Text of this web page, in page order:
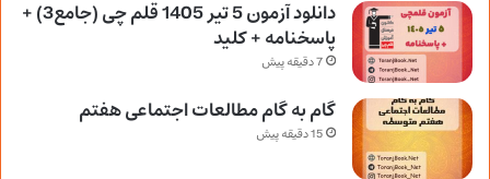
دانلود آزمون 5 تیر 1405 قلم چی (جامع3) +
پاسخنامه + کلید
7 دقیقه پیش
گام به گام مطالعات اجتماعی هفتم
15 دقیقه پیش